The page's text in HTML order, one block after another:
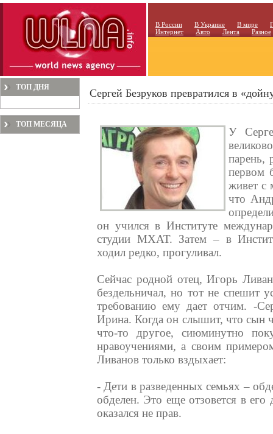
В России В Украине В мире
Интернет
Авто Лента Разное
ТОП ДНЯ
ТОП МЕСЯЦА
Сергей Безруков превратился в
У
парень,
первом
живет с
что
он учился в Институте
студии МХАТ. Затем – в
ходил редко, прогуливал.
Сейчас родной отец, Игорь
бездельничал, но тот не спешит
требованию ему дает отчим. -
Ирина. Когда он слышит, что сын
что-то другое, сиюминутно
нравоучениями, а своим
Ливанов только вздыхает:
- Дети в разведенных семьях –
обделен. Это еще отзовется в
оказался не прав.